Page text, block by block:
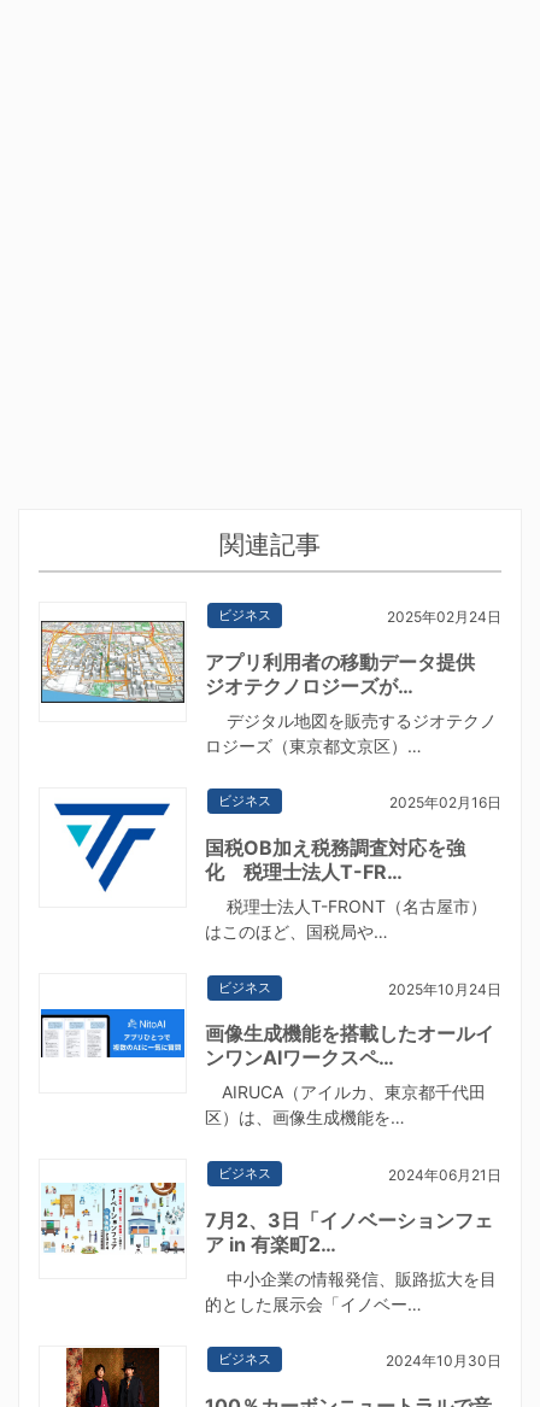
関連記事
ビジネス 2025年02月24日
アプリ利用者の移動データ提供
ジオテクノロジーズが…
デジタル地図を販売するジオテクノ
ロジーズ（東京都文京区）…
ビジネス 2025年02月16日
国税OB加え税務調査対応を強
化 税理士法人T-FR…
税理士法人T-FRONT（名古屋市）
はこのほど、国税局や…
ビジネス 2025年10月24日
画像生成機能を搭載したオールイ
ンワンAIワークスペ…
AIRUCA（アイルカ、東京都千代田
区）は、画像生成機能を…
ビジネス 2024年06月21日
7月2、3日「イノベーションフェ
ア in 有楽町2…
中小企業の情報発信、販路拡大を目
的とした展示会「イノベー…
ビジネス 2024年10月30日